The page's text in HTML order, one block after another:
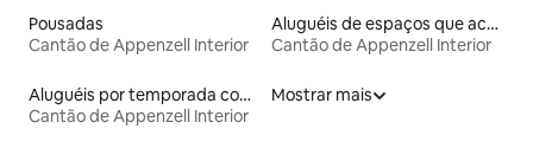
Pousadas
Cantão de Appenzell Interior
Aluguéis de espaços que aceitam animais de estimação
Cantão de Appenzell Interior
Aluguéis por temporada com café da manhã
Cantão de Appenzell Interior
Mostrar mais